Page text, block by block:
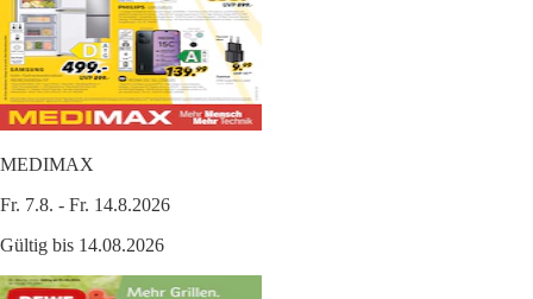
MEDIMAX
Fr. 7.8. - Fr. 14.8.2026
Gültig bis 14.08.2026